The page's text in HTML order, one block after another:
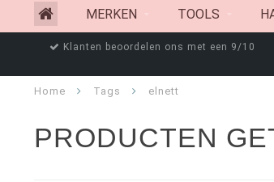
MERKEN TOOLS
Klanten beoordelen ons met een 9/10
Home Tags elnett
PRODUCTEN